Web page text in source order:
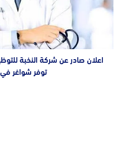
اعلان صادر عن شركة النخبة
توفر شواغر في